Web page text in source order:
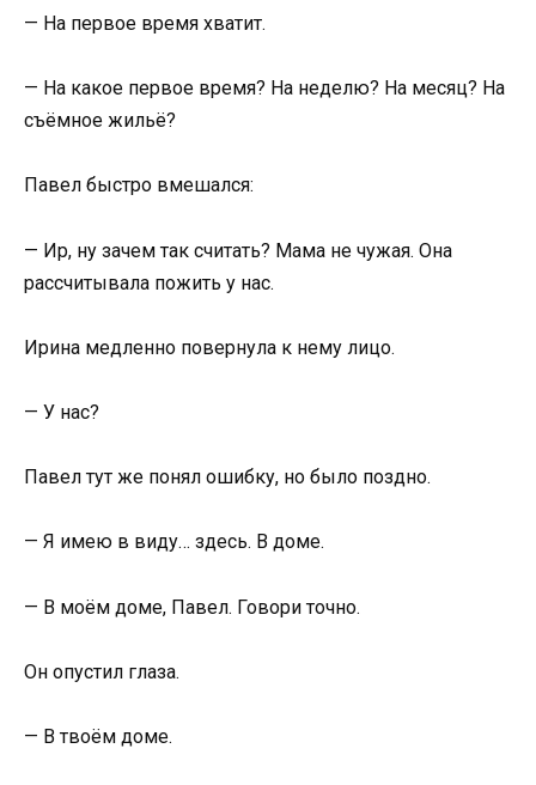
— На первое время хватит.
— На какое первое время? На неделю? На месяц? На
съёмное жильё?
Павел быстро вмешался:
— Ир, ну зачем так считать? Мама не чужая. Она
рассчитывала пожить у нас.
Ирина медленно повернула к нему лицо.
— У нас?
Павел тут же понял ошибку, но было поздно.
— Я имею в виду… здесь. В доме.
— В моём доме, Павел. Говори точно.
Он опустил глаза.
— В твоём доме.